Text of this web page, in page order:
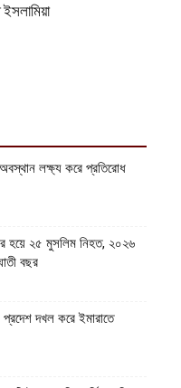
অবস্থান লক্ষ্য করে প্রতিরোধ
হয়ে ২৫ মুসলিম নিহত, ২০২৬
বছর
দখল করে ইমারাতে